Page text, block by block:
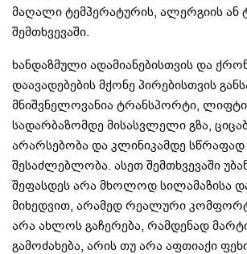
მაღალი ტემპერატურის, ალერგიის ან
შემთხვევაში.
ხანდაზმული ადამიანებისთვის და
დაავადებების მქონე პირებისთვის
მნიშვნელოვანია ტრანსპორტი, ლიფტი
სადარბაზომდე მისასვლელი გზა,
არარსებობა და კლინიკამდე სწრაფად
შესაძლებლობა. ასეთ შემთხვევაში
შეფასდეს არა მხოლოდ სილამაზისა
მიხედვით, არამედ რეალური
არა ახლოს გაჩერება, რამდენად
გამოძახება, არის თუ არა აფთიაქი